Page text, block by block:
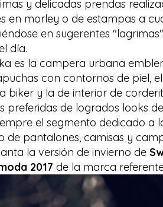
y delicadas prendas
en morley o de estampas a
en sugerentes
día.
es la campera urbana
con contornos de piel,
biker y la de interior de
preferidas de logrados looks
el segmento dedicado a
de pantalones, camisas y
la versión de invierno de
2017 de la marca